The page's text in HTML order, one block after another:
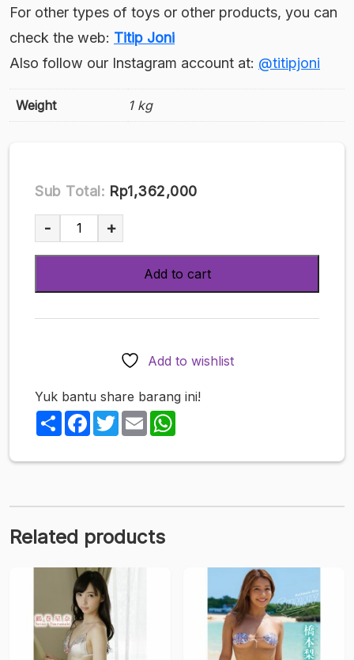
For other types of toys or other products, you can
check the web: Titip Joni
Also follow our Instagram account at: @titipjoni
Weight 1 kg
Sub Total: Rp1,362,000
Risa
Photobook
- +
Add to cart
Add to wishlist
Yuk bantu share barang ini!
ShareFacebook
TwitterEmail
Related products